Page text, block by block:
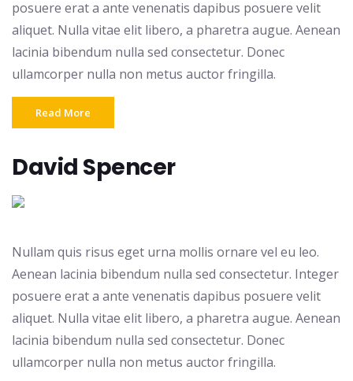
posuere erat a ante venenatis dapibus posuere velit
aliquet. Nulla vitae elit libero, a pharetra augue. Aenean
lacinia bibendum nulla sed consectetur. Donec
ullamcorper nulla non metus auctor fringilla.
Read More
David Spencer
Nullam quis risus eget urna mollis ornare vel eu leo.
Aenean lacinia bibendum nulla sed consectetur. Integer
posuere erat a ante venenatis dapibus posuere velit
aliquet. Nulla vitae elit libero, a pharetra augue. Aenean
lacinia bibendum nulla sed consectetur. Donec
ullamcorper nulla non metus auctor fringilla.